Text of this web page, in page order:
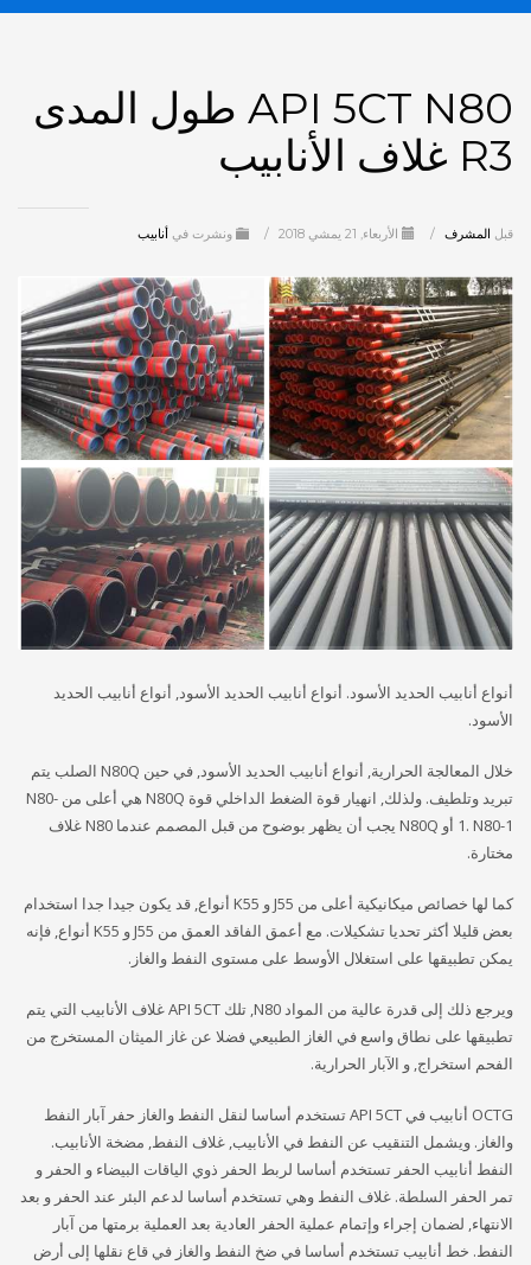
API 5CT N80 طول المدى
R3 غلاف الأنابيب
قبل المشرف / الأربعاء, 21 يمشي 2018 / ونشرت في أنابيب
أنواع أنابيب الحديد الأسود. أنواع أنابيب الحديد الأسود, أنواع أنابيب الحديد
الأسود.
خلال المعالجة الحرارية, أنواع أنابيب الحديد الأسود, في حين N80Q الصلب يتم
تبريد وتلطيف. ولذلك, انهيار قوة الضغط الداخلي قوة N80Q هي أعلى من N80-
1. N80-1 أو N80Q يجب أن يظهر بوضوح من قبل المصمم عندما N80 غلاف
مختارة.
كما لها خصائص ميكانيكية أعلى من J55 و K55 أنواع, قد يكون جيدا جدا استخدام
بعض قليلا أكثر تحديا تشكيلات. مع أعمق الفاقد العمق من J55 و K55 أنواع, فإنه
يمكن تطبيقها على استغلال الأوسط على مستوى النفط والغاز.
ويرجع ذلك إلى قدرة عالية من المواد N80, تلك API 5CT غلاف الأنابيب التي يتم
تطبيقها على نطاق واسع في الغاز الطبيعي فضلا عن غاز الميثان المستخرج من
الفحم استخراج, و الآبار الحرارية.
OCTG أنابيب في API 5CT تستخدم أساسا لنقل النفط والغاز حفر آبار النفط
والغاز. ويشمل التنقيب عن النفط في الأنابيب, غلاف النفط, مضخة الأنابيب.
النفط أنابيب الحفر تستخدم أساسا لربط الحفر ذوي الياقات البيضاء و الحفر و
تمر الحفر السلطة. غلاف النفط وهي تستخدم أساسا لدعم البئر عند الحفر و بعد
الانتهاء, لضمان إجراء وإتمام عملية الحفر العادية بعد العملية برمتها من آبار
النفط. خط أنابيب تستخدم أساسا في ضخ النفط والغاز في قاع نقلها إلى أرض